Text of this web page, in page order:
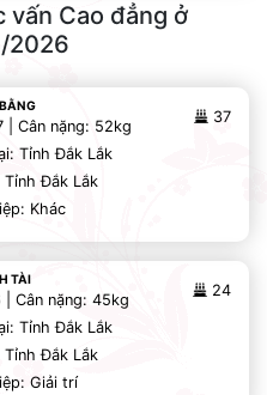
vấn Cao đẳng ở
2026
37
| Cân nặng: 52kg
Tỉnh Đắk Lắk
Tỉnh Đắk Lắk
Khác
TÀI
24
| Cân nặng: 45kg
Tỉnh Đắk Lắk
Tỉnh Đắk Lắk
Giải trí